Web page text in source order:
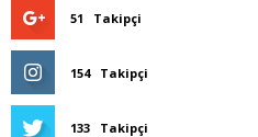
51 Takipçi
154 Takipçi
133 Takipçi